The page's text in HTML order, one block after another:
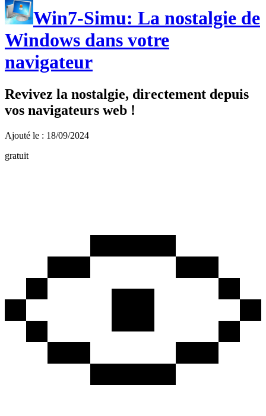
Win7-Simu: La nostalgie de
Windows dans votre
navigateur
Revivez la nostalgie, directement depuis
vos navigateurs web !
Ajouté le : 18/09/2024
gratuit